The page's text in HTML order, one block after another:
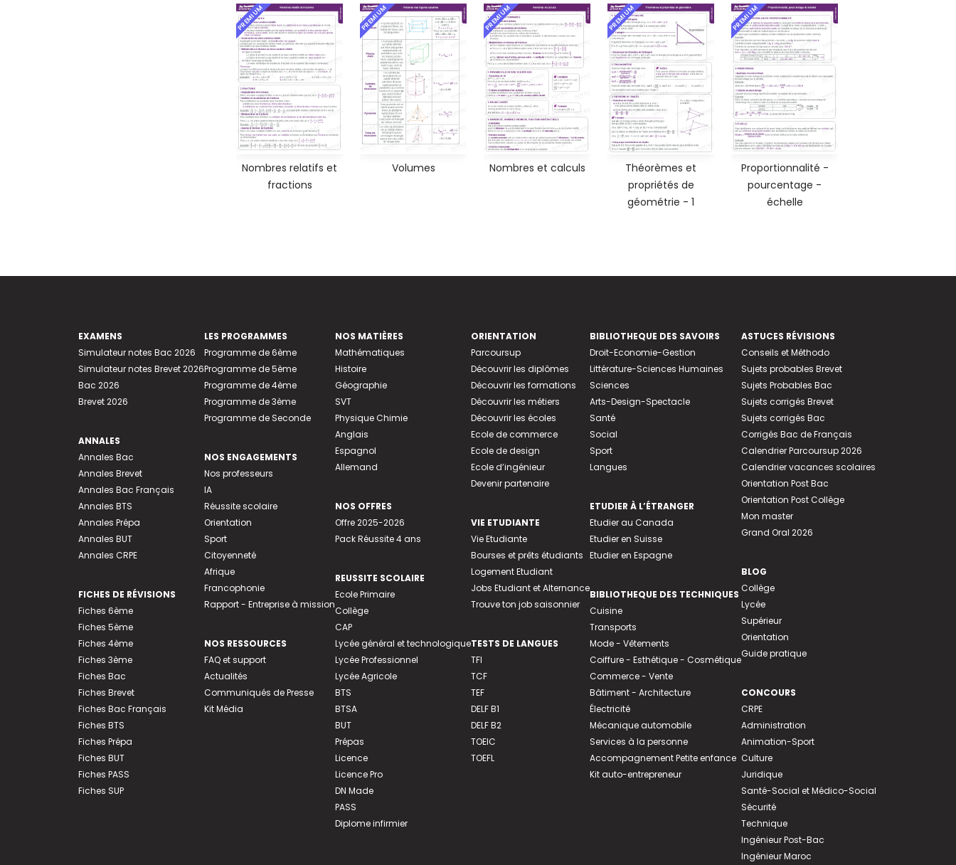
PREMIUM
Nombres relatifs et
fractions
PREMIUM
Volumes
PREMIUM
Nombres et calculs
PREMIUM
Théorèmes et
propriétés de
géométrie - 1
PREMIUM
Proportionnalité -
pourcentage -
échelle
EXAMENS
Simulateur notes Bac 2026
Simulateur notes Brevet 2026
Bac 2026
Brevet 2026
ANNALES
Annales Bac
Annales Brevet
Annales Bac Français
Annales BTS
Annales Prépa
Annales BUT
Annales CRPE
FICHES DE RÉVISIONS
Fiches 6ème
Fiches 5ème
Fiches 4ème
Fiches 3ème
Fiches Bac
Fiches Brevet
Fiches Bac Français
Fiches BTS
Fiches Prépa
Fiches BUT
Fiches PASS
Fiches SUP
LES PROGRAMMES
Programme de 6ème
Programme de 5ème
Programme de 4ème
Programme de 3ème
Programme de Seconde
NOS ENGAGEMENTS
Nos professeurs
IA
Réussite scolaire
Orientation
Sport
Citoyenneté
Afrique
Francophonie
Rapport - Entreprise à mission
NOS RESSOURCES
FAQ et support
Actualités
Communiqués de Presse
Kit Média
NOS MATIÈRES
Mathématiques
Histoire
Géographie
SVT
Physique Chimie
Anglais
Espagnol
Allemand
NOS OFFRES
Offre 2025-2026
Pack Réussite 4 ans
REUSSITE SCOLAIRE
Ecole Primaire
Collège
CAP
Lycée général et technologique
Lycée Professionnel
Lycée Agricole
BTS
BTSA
BUT
Prépas
Licence
Licence Pro
DN Made
PASS
Diplome infirmier
ORIENTATION
Parcoursup
Découvrir les diplômes
Découvrir les formations
Découvrir les métiers
Découvrir les écoles
Ecole de commerce
Ecole de design
Ecole d’ingénieur
Devenir partenaire
VIE ETUDIANTE
Vie Etudiante
Bourses et prêts étudiants
Logement Etudiant
Jobs Etudiant et Alternance
Trouve ton job saisonnier
TESTS DE LANGUES
TFI
TCF
TEF
DELF B1
DELF B2
TOEIC
TOEFL
BIBLIOTHEQUE DES SAVOIRS
Droit-Economie-Gestion
Littérature-Sciences Humaines
Sciences
Arts-Design-Spectacle
Santé
Social
Sport
Langues
ETUDIER À L’ÉTRANGER
Etudier au Canada
Etudier en Suisse
Etudier en Espagne
BIBLIOTHEQUE DES TECHNIQUES
Cuisine
Transports
Mode - Vêtements
Coiffure - Esthétique - Cosmétique
Commerce - Vente
Bâtiment - Architecture
Électricité
Mécanique automobile
Services à la personne
Accompagnement Petite enfance
Kit auto-entrepreneur
ASTUCES RÉVISIONS
Conseils et Méthodo
Sujets probables Brevet
Sujets Probables Bac
Sujets corrigés Brevet
Sujets corrigés Bac
Corrigés Bac de Français
Calendrier Parcoursup 2026
Calendrier vacances scolaires
Orientation Post Bac
Orientation Post Collège
Mon master
Grand Oral 2026
BLOG
Collège
Lycée
Supérieur
Orientation
Guide pratique
CONCOURS
CRPE
Administration
Animation-Sport
Culture
Juridique
Santé-Social et Médico-Social
Sécurité
Technique
Ingénieur Post-Bac
Ingénieur Maroc